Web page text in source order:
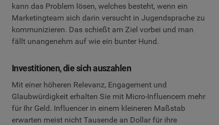
kann das Problem lösen, welches besteht, wenn ein
Marketingteam sich darin versucht in Jugendsprache zu
kommunizieren. Das schießt am Ziel vorbei und man
fällt unangenehm auf wie ein bunter Hund.
Investitionen, die sich auszahlen
Mit einer höheren Relevanz, Engagement und
Glaubwürdigkeit erhalten Sie mit Micro-Influencern mehr
für Ihr Geld. Influencer in einem kleineren Maßstab
erwarten meist nicht Tausende an Dollar für ihre